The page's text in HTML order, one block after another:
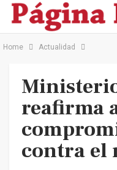
Home Actualidad
reafirma
contra el